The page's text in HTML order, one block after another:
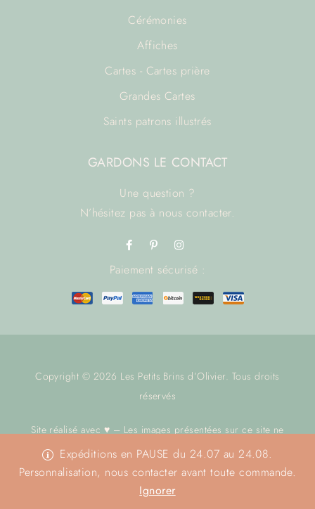
Expéditions en PAUSE du 24.07 au 24.08.
Personnalisation, nous contacter avant toute commande.
Ignorer
Cérémonies
Affiches
Cartes - Cartes prière
Grandes Cartes
Saints patrons illustrés
GARDONS LE CONTACT
Une question ?
N’hésitez pas à nous contacter.
Paiement sécurisé :
Copyright © 2026 Les Petits Brins d’Olivier. Tous droits
réservés
Site réalisé avec ♥ – Les images présentées sur ce site ne
sont pas libres de droit.Nous contacter avant toute utilisation.
Merci